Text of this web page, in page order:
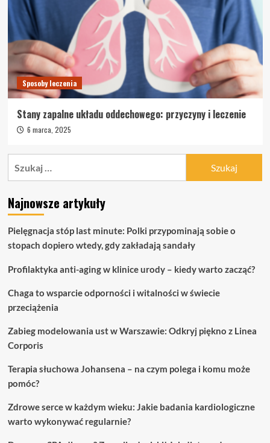
Sposoby leczenia
Stany zapalne układu oddechowego: przyczyny i leczenie
6 marca, 2025
Najnowsze artykuły
Pielęgnacja stóp last minute: Polki przypominają sobie o
stopach dopiero wtedy, gdy zakładają sandały
Profilaktyka anti-aging w klinice urody – kiedy warto zacząć?
Chaga to wsparcie odporności i witalności w świecie
przeciążenia
Zabieg modelowania ust w Warszawie: Odkryj piękno z Linea
Corporis
Terapia słuchowa Johansena – na czym polega i komu może
pomóc?
Zdrowe serce w każdym wieku: Jakie badania kardiologiczne
warto wykonywać regularnie?